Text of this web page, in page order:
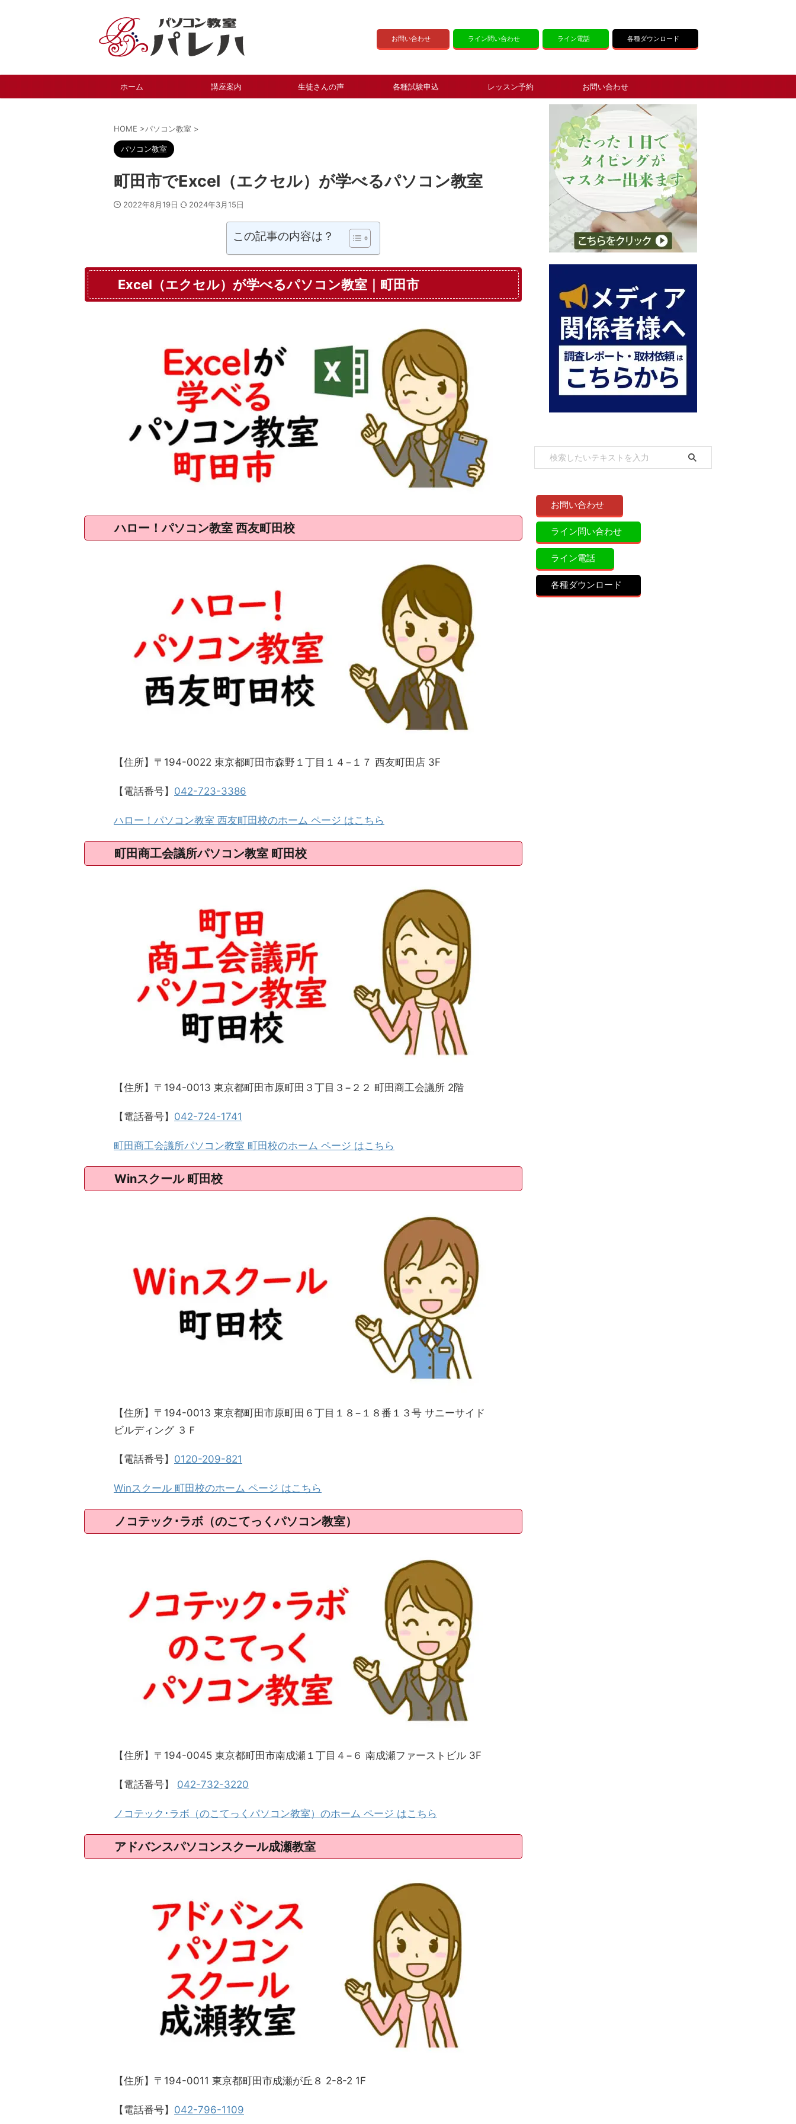
お問い合わせ ライン問い合わせ ライン電話 各種ダウンロード
ホーム 講座案内 生徒さんの声 各種試験申込 レッスン予約 お問い合わせ
HOME >パソコン教室 >
パソコン教室
町田市でExcel（エクセル）が学べるパソコン教室
2022年8月19日 2024年3月15日
この記事の内容は？
Excel（エクセル）が学べるパソコン教室｜町田市
ハロー！パソコン教室 西友町田校
【住所】〒194-0022 東京都町田市森野１丁目１４−１７ 西友町田店 3F
【電話番号】 042-723-3386
ハロー！パソコン教室 西友町田校のホーム ページ はこちら
町田商工会議所パソコン教室 町田校
【住所】〒194-0013 東京都町田市原町田３丁目３−２２ 町田商工会議所 2階
【電話番号】 042-724-1741
町田商工会議所パソコン教室 町田校のホーム ページ はこちら
Winスクール 町田校
【住所】〒194-0013 東京都町田市原町田６丁目１８−１８番１３号 サニーサイド
ビルディング ３Ｆ
【電話番号】 0120-209-821
Winスクール 町田校のホーム ページ はこちら
ノコテック･ラボ（のこてっくパソコン教室）
【住所】〒194-0045 東京都町田市南成瀬１丁目４−６ 南成瀬ファーストビル 3F
【電話番号】 042-732-3220
ノコテック･ラボ（のこてっくパソコン教室）のホーム ページ はこちら
アドバンスパソコンスクール成瀬教室
【住所】〒194-0011 東京都町田市成瀬が丘８ 2-8-2 1F
【電話番号】 042-796-1109
お問い合わせ
ライン問い合わせ
ライン電話
各種ダウンロード